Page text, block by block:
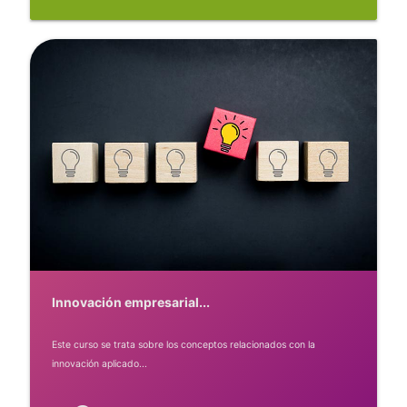
Innovación empresarial...
Este curso se trata sobre los conceptos relacionados con la
innovación aplicado...